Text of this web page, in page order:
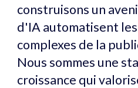
construisons un
d'IA automatisent
complexes de la
Nous sommes une
croissance qui